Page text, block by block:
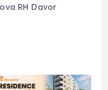
RH Davor